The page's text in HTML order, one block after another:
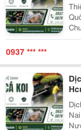
Tố: Thiết Kế Hài Hòa Với Cảnh Quan Sân Vườn Phong
0937 *** ***
Nai Bạn Đang Gặp Tình Trạng Hồ Cá Koi Bị Rêu Tảo,